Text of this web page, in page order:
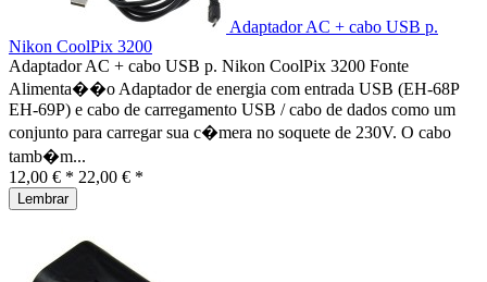
Adaptador AC + cabo USB p.
Nikon CoolPix 3200
Adaptador AC + cabo USB p. Nikon CoolPix 3200 Fonte
Alimenta��o Adaptador de energia com entrada USB (EH-68P
EH-69P) e cabo de carregamento USB / cabo de dados como um
conjunto para carregar sua c�mera no soquete de 230V. O cabo
tamb�m...
12,00 € * 22,00 € *
Lembrar